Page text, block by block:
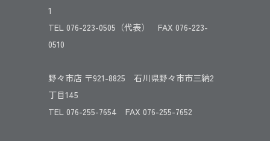
1
TEL 076-223-0505（代表） FAX 076-223-
0510
野々市店 〒921-8825 石川県野々市市三納2
丁目145
TEL 076-255-7654 FAX 076-255-7652